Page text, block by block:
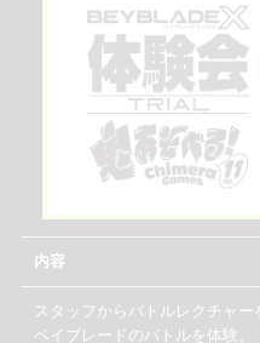
内容
スタッフからバトルレクチャー
ベイブレードのバトルを体験。